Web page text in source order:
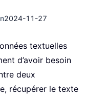
2024-11-27
textuelles
d’avoir besoin
deux
récupérer le texte